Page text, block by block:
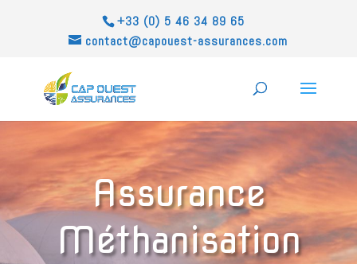
+33 (0) 5 46 34 89 65
contact@capouest-assurances.com
Assurance
Méthanisation